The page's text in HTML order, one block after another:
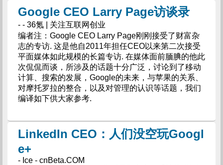
Google CEO Larry Page访谈录
- - 36氪 | 关注互联网创业
编者注：Google CEO Larry Page刚刚接受了财富杂
志的专访. 这是他自2011年担任CEO以来第二次接受
平面媒体如此规模的长篇专访. 在媒体面前腼腆的他此
次侃侃而谈，所涉及的话题十分广泛，讨论到了移动
计算、搜索的发展，Google的未来，与苹果的关系、
对摩托罗拉的整合，以及对管理的认识等话题，我们
编译如下供大家参考.
LinkedIn CEO：人们没空玩Googl
e+
- Ice - cnBeta.COM